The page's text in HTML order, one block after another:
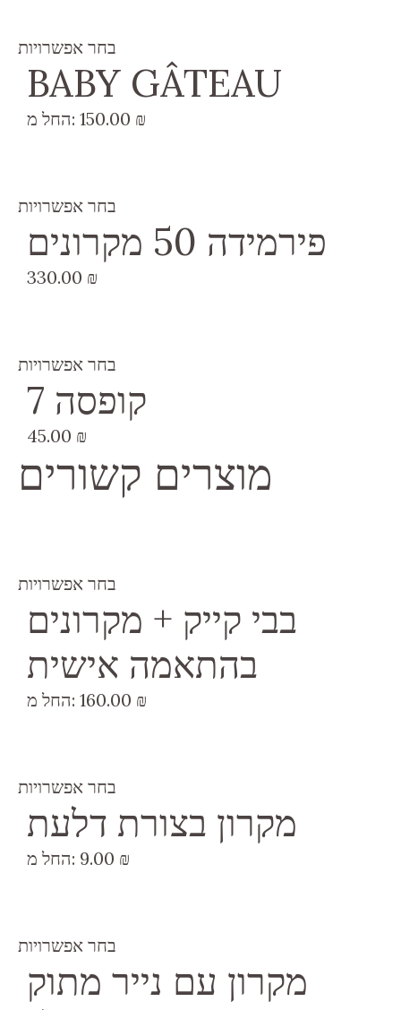
בחר אפשרויות
BABY GÂTEAU
החל מ: 150.00 ₪
בחר אפשרויות
פירמידה 50 מקרונים
330.00 ₪
בחר אפשרויות
קופסה 7
45.00 ₪
מוצרים קשורים
בחר אפשרויות
בבי קייק + מקרונים
בהתאמה אישית
החל מ: 160.00 ₪
בחר אפשרויות
מקרון בצורת דלעת
החל מ: 9.00 ₪
בחר אפשרויות
מקרון עם נייר מתוק